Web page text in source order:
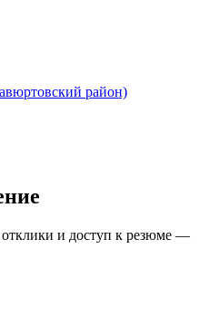
район)
и доступ к резюме —